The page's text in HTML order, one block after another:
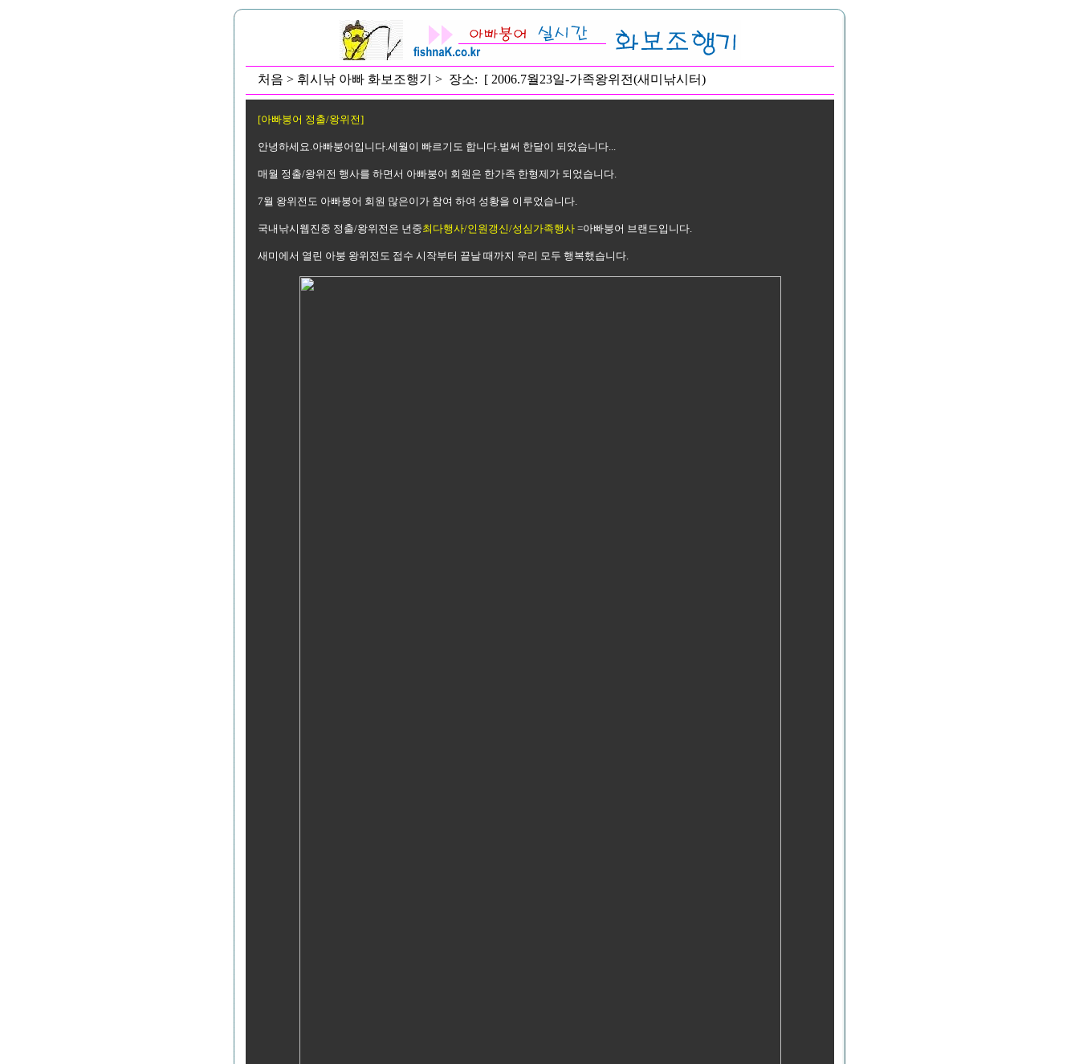
처음 > 휘시낚 아빠 화보조행기 > 장소: [ 2006.7월23일-가족왕위전(새미낚시터)
[아빠붕어 정출/왕위전]
안녕하세요.아빠붕어입니다.세월이 빠르기도 합니다.벌써 한달이 되었습니다...
매월 정출/왕위전 행사를 하면서 아빠붕어 회원은 한가족 한형제가 되었습니다.
7월 왕위전도 아빠붕어 회원 많은이가 참여 하여 성황을 이루었습니다.
국내낚시웹진중 정출/왕위전은 년중최다행사/인원갱신/성심가족행사 =아빠붕어 브랜드입니다.
새미에서 열린 아붕 왕위전도 접수 시작부터 끝날 때까지 우리 모두 행복했습니다.